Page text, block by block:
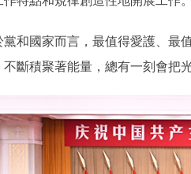
國家而言，最值得愛護、最
斷積聚著能量，總有一刻會把